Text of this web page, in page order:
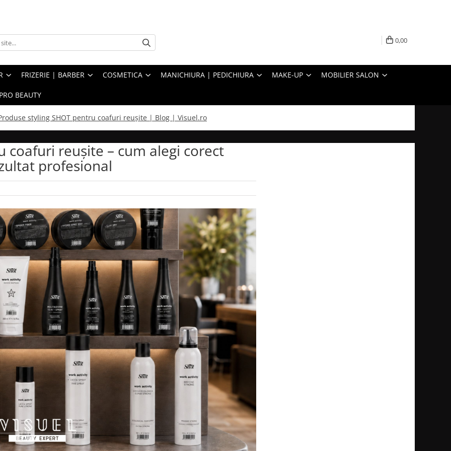
0,00
FRIZERIE | BARBER COSMETICA MANICHIURA | PEDICHIURA MAKE-UP MOBILIER SALON
BEAUTY
styling SHOT pentru coafuri reușite | Blog | Visuel.ro
coafuri reușite – cum alegi corect
profesional